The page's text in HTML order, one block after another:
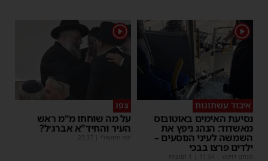
1
איבוד עשתונות
נסיעת האימים באוטובוס
מאשדוד: הנהג ניפץ את
השמשה לעיני הנוסעים –
ילדים פרצו בבכי
מנחם דויטש 11:34
1
צפו
על מה שוחחו מ"מ ראש
העיר והחיד"א אברג׳ל?
יוסי יחזקאלי 23:37